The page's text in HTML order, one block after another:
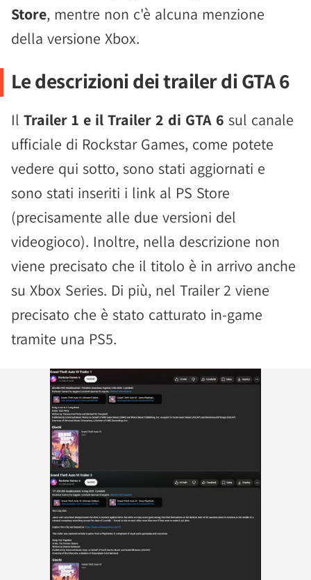
Store, mentre non c'è alcuna menzione
della versione Xbox.
Le descrizioni dei trailer di GTA 6
Il Trailer 1 e il Trailer 2 di GTA 6 sul canale
ufficiale di Rockstar Games, come potete
vedere qui sotto, sono stati aggiornati e
sono stati inseriti i link al PS Store
(precisamente alle due versioni del
videogioco). Inoltre, nella descrizione non
viene precisato che il titolo è in arrivo anche
su Xbox Series. Di più, nel Trailer 2 viene
precisato che è stato catturato in-game
tramite una PS5.